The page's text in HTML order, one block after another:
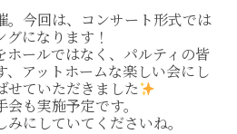
。今回は、コンサート形式では
になります！
ホールではなく、パルティの皆
、アットホームな楽しい会にし
せていただきました
も実施予定です。
にしていてくださいね。